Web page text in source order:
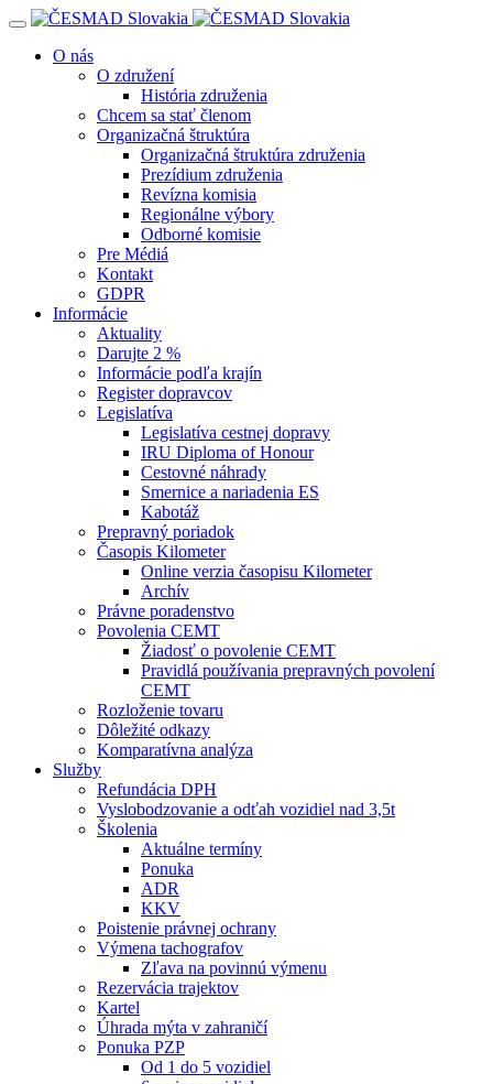
Navigácia
O nás
O združení
História združenia
Chcem sa stať členom
Organizačná štruktúra
Organizačná štruktúra združenia
Prezídium združenia
Revízna komisia
Regionálne výbory
Odborné komisie
Pre Médiá
Kontakt
GDPR
Informácie
Aktuality
Darujte 2 %
Informácie podľa krajín
Register dopravcov
Legislatíva
Legislatíva cestnej dopravy
IRU Diploma of Honour
Cestovné náhrady
Smernice a nariadenia ES
Kabotáž
Prepravný poriadok
Časopis Kilometer
Online verzia časopisu Kilometer
Archív
Právne poradenstvo
Povolenia CEMT
Žiadosť o povolenie CEMT
Pravidlá používania prepravných povolení
CEMT
Rozloženie tovaru
Dôležité odkazy
Komparatívna analýza
Služby
Refundácia DPH
Vyslobodzovanie a odťah vozidiel nad 3,5t
Školenia
Aktuálne termíny
Ponuka
ADR
KKV
Poistenie právnej ochrany
Výmena tachografov
Zľava na povinnú výmenu
Rezervácia trajektov
Kartel
Úhrada mýta v zahraničí
Ponuka PZP
Od 1 do 5 vozidiel